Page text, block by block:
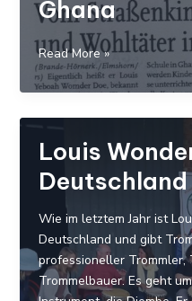
Ghana
Vom
Straßenkind
zum
Lehrer
Wohltäter
in
Read More »
Louis
Deutschland
Wie im letztem Jahr ist
Deutschland und gibt
professioneller Trommler,
Trommelbauer. Es geht